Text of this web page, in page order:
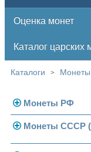
Оценка монет
Каталог царских
Каталоги >
Монеты РФ
Современная
Монеты СССР